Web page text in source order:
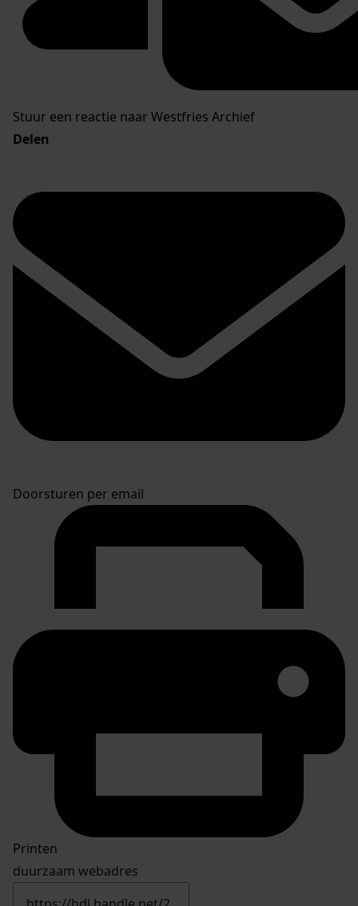
Stuur een reactie naar Westfries Archief
Delen
Doorsturen per email
Printen
duurzaam webadres